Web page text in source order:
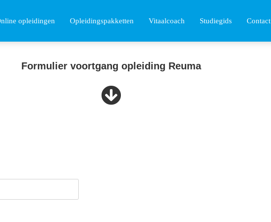
opleidingen Opleidingspakketten Vitaalcoach Studiegids Contact
Formulier voortgang opleiding Reuma